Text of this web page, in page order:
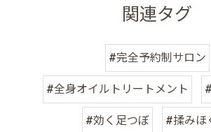
関連タグ
#完全予約制サロン
#全身オイルトリートメント
#効く足つぼ
#揉みほ